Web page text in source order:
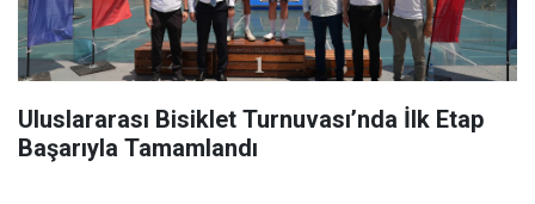
Uluslararası Bisiklet Turnuvası’nda İlk Etap
Başarıyla Tamamlandı